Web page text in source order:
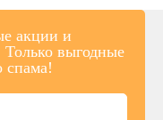
акции и
выгодные
спама!